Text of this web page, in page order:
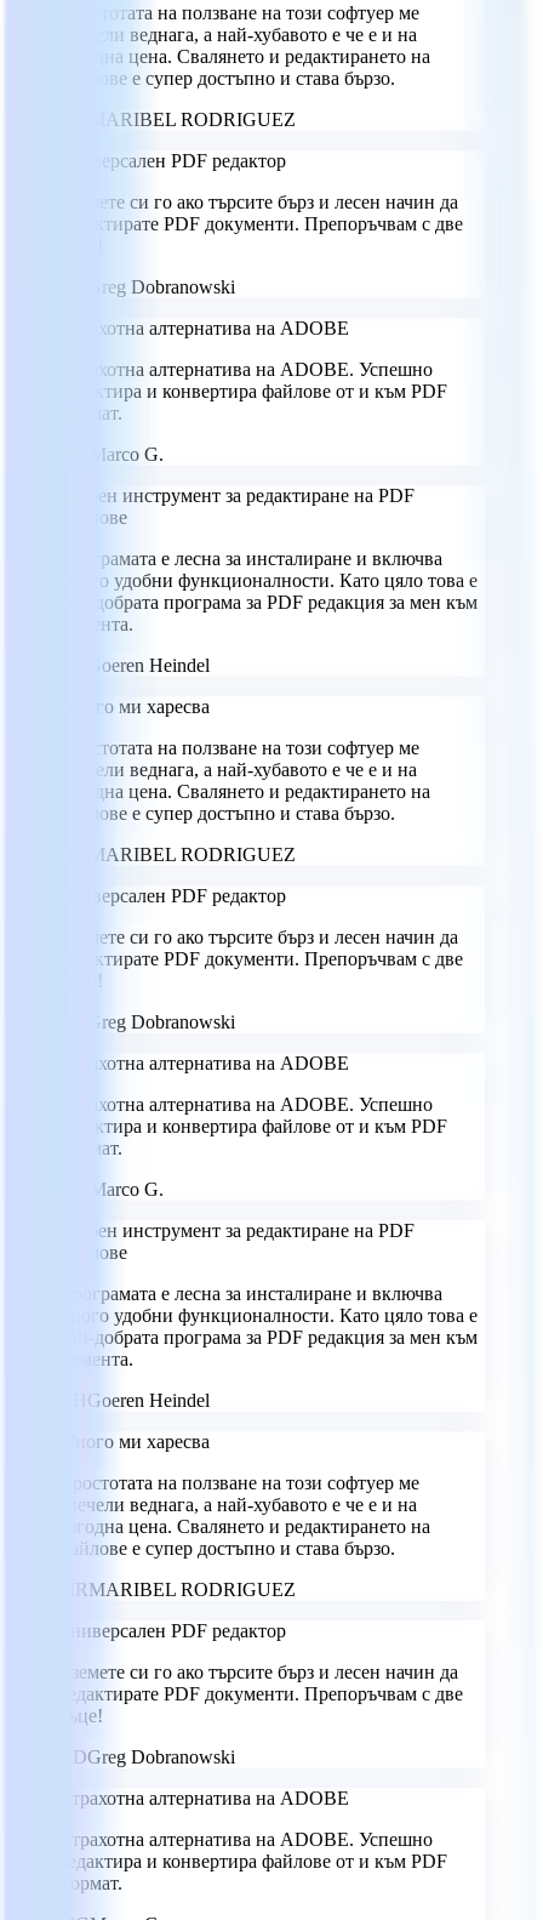
Простотата на ползване на този софтуер ме
спечели веднага, а най-хубавото е че е и на
изгодна цена. Свалянето и редактирането на
файлове е супер достъпно и става бързо.
MARIBEL RODRIGUEZ
Универсален PDF редактор
Вземете си го ако търсите бърз и лесен начин да
редактирате PDF документи. Препоръчвам с две
Greg Dobranowski
Страхотна алтернатива на ADOBE
Страхотна алтернатива на ADOBE. Успешно
редактира и конвертира файлове от и към PDF
формат.
Marco G.
Удобен инструмент за редактиране на PDF
файлове
Програмата е лесна за инсталиране и включва
много удобни функционалности. Като цяло това е
най-добрата програма за PDF редакция за мен към
момента.
Goeren Heindel
Много ми харесва
Простотата на ползване на този софтуер ме
спечели веднага, а най-хубавото е че е и на
изгодна цена. Свалянето и редактирането на
файлове е супер достъпно и става бързо.
MARIBEL RODRIGUEZ
Универсален PDF редактор
Вземете си го ако търсите бърз и лесен начин да
редактирате PDF документи. Препоръчвам с две
ръце!
Greg Dobranowski
Страхотна алтернатива на ADOBE
Страхотна алтернатива на ADOBE. Успешно
редактира и конвертира файлове от и към PDF
формат.
Marco G.
Удобен инструмент за редактиране на PDF
файлове
Програмата е лесна за инсталиране и включва
много удобни функционалности. Като цяло това е
най-добрата програма за PDF редакция за мен към
момента.
Goeren Heindel
Много ми харесва
Простотата на ползване на този софтуер ме
спечели веднага, а най-хубавото е че е и на
изгодна цена. Свалянето и редактирането на
файлове е супер достъпно и става бързо.
MRMARIBEL RODRIGUEZ
Универсален PDF редактор
Вземете си го ако търсите бърз и лесен начин да
редактирате PDF документи. Препоръчвам с две
ръце!
GDGreg Dobranowski
Страхотна алтернатива на ADOBE
Страхотна алтернатива на ADOBE. Успешно
редактира и конвертира файлове от и към PDF
формат.